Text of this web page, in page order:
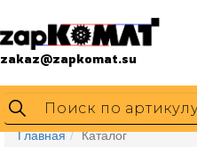
zakaz@zapkomat.su
Главная Каталог